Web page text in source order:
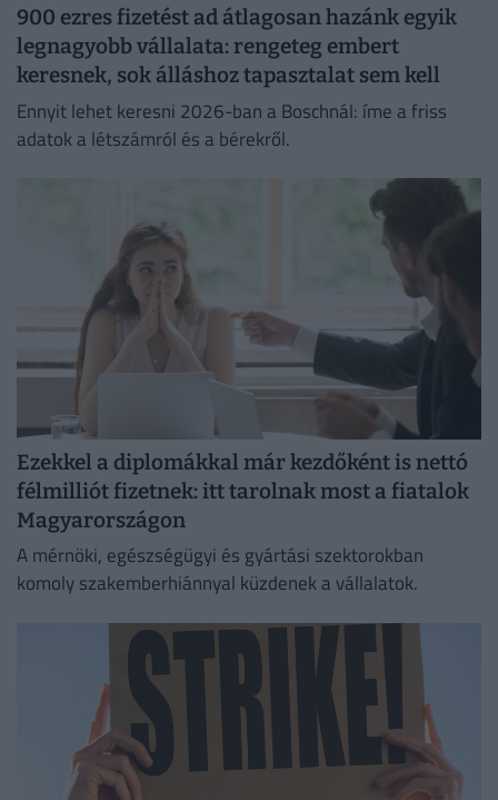
900 ezres fizetést ad átlagosan hazánk egyik
legnagyobb vállalata: rengeteg embert
keresnek, sok álláshoz tapasztalat sem kell
Ennyit lehet keresni 2026-ban a Boschnál: íme a friss
adatok a létszámról és a bérekről.
Ezekkel a diplomákkal már kezdőként is nettó
félmilliót fizetnek: itt tarolnak most a fiatalok
Magyarországon
A mérnöki, egészségügyi és gyártási szektorokban
komoly szakemberhiánnyal küzdenek a vállalatok.